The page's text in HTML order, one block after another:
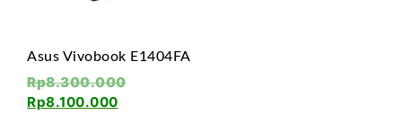
Asus Vivobook E1404FA
Rp8.300.000
Rp8.100.000